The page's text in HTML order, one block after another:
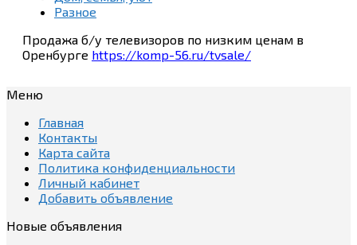
Разное
Продажа б/у телевизоров по низким ценам в
Оренбурге https://komp-56.ru/tvsale/
Меню
Главная
Контакты
Карта сайта
Политика конфиденциальности
Личный кабинет
Добавить объявление
Новые объявления